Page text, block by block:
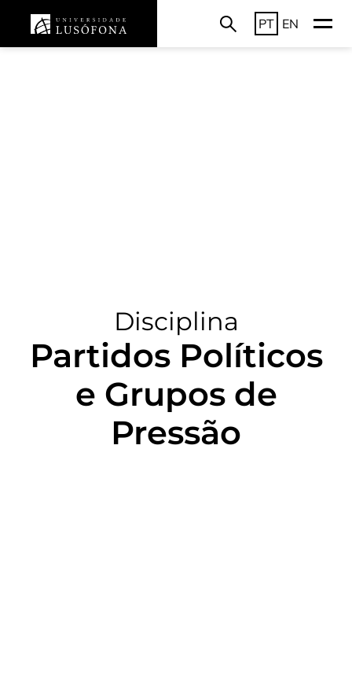
PT EN
Disciplina
Partidos Políticos
e Grupos de
Pressão